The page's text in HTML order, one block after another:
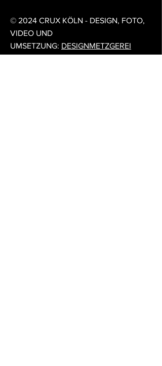
© 2024 CRUX KÖLN - DESIGN, FOTO,
VIDEO UND
UMSETZUNG: DESIGNMETZGEREI